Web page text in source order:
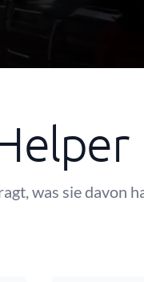
was sie davon